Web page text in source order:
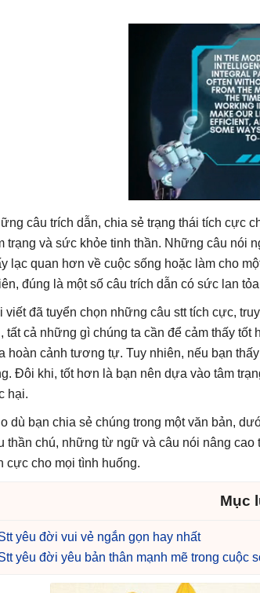
câu trích dẫn, chia sẻ trạng thái tích cực
trạng và sức khỏe tinh thần. Những câu nói
lạc quan hơn về cuộc sống hoặc làm cho
đúng là một số câu trích dẫn có sức lan
viết đã tuyển chọn những câu stt tích cực,
tất cả những gì chúng ta cần để cảm thấy
hoàn cảnh tương tự. Tuy nhiên, nếu bạn
Đôi khi, tốt hơn là bạn nên dựa vào tâm
hại.
dù bạn chia sẻ chúng trong một văn bản,
thần chú, những từ ngữ và câu nói nâng
cực cho mọi tình huống.
Mục
yêu đời vui vẻ ngắn gọn hay nhất
yêu đời yêu bản thân mạnh mẽ trong cuộc